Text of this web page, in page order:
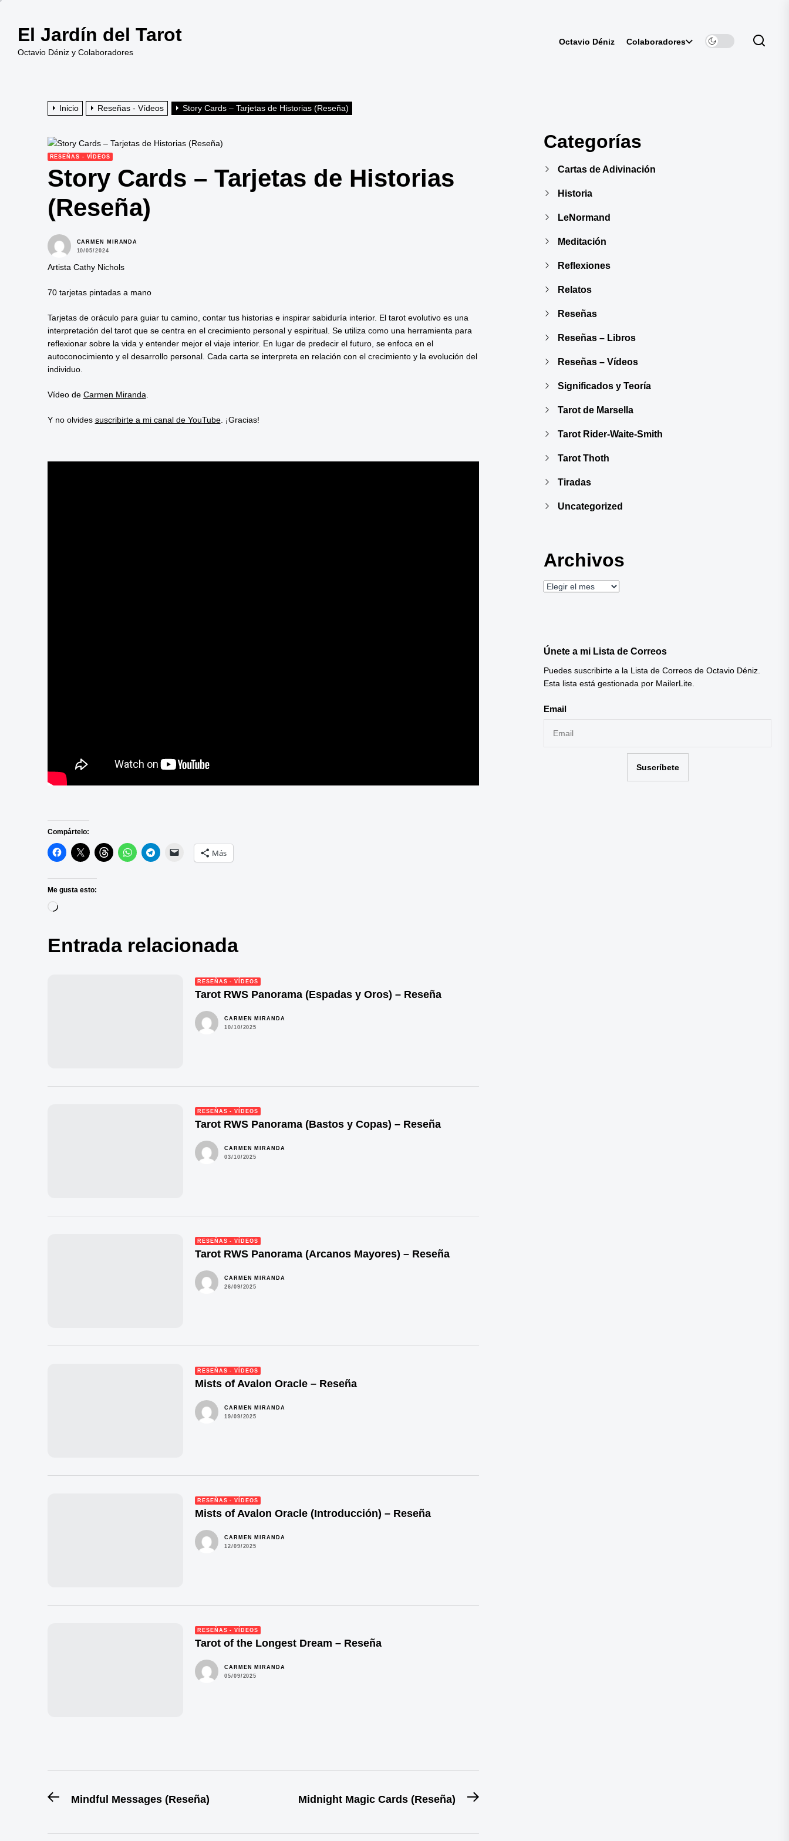
contenidoEl Jardín del Tarot
Octavio Déniz y Colaboradores
Octavio Déniz Colaboradores
Inicio Reseñas - Vídeos Story Cards – Tarjetas de Historias (Reseña)
RESEÑAS - VÍDEOS
Story Cards – Tarjetas de Historias
(Reseña)
CARMEN MIRANDA
10/05/2024
Artista Cathy Nichols
70 tarjetas pintadas a mano
Tarjetas de oráculo para guiar tu camino, contar tus historias e inspirar sabiduría interior. El tarot evolutivo es una
interpretación del tarot que se centra en el crecimiento personal y espiritual. Se utiliza como una herramienta para
reflexionar sobre la vida y entender mejor el viaje interior. En lugar de predecir el futuro, se enfoca en el
autoconocimiento y el desarrollo personal. Cada carta se interpreta en relación con el crecimiento y la evolución del
individuo.
Vídeo de Carmen Miranda
Y no olvides suscribirte a mi canal de YouTube. ¡Gracias!
Compártelo:
Más
Me gusta esto:
Cargando...
Entrada relacionada
RESEÑAS - VÍDEOS
Tarot RWS Panorama (Espadas y Oros) – Reseña
CARMEN MIRANDA
10/10/2025
RESEÑAS - VÍDEOS
Tarot RWS Panorama (Bastos y Copas) – Reseña
CARMEN MIRANDA
03/10/2025
RESEÑAS - VÍDEOS
Tarot RWS Panorama (Arcanos Mayores) – Reseña
CARMEN MIRANDA
26/09/2025
RESEÑAS - VÍDEOS
Mists of Avalon Oracle – Reseña
CARMEN MIRANDA
19/09/2025
RESEÑAS - VÍDEOS
Mists of Avalon Oracle (Introducción) – Reseña
CARMEN MIRANDA
12/09/2025
RESEÑAS - VÍDEOS
Tarot of the Longest Dream – Reseña
CARMEN MIRANDA
05/09/2025
Navegación
EntradaMindful Messages (Reseña)
Entrada
Midnight Magic Cards (Reseña)
Categorías
Cartas de Adivinación
Historia
LeNormand
Meditación
Reflexiones
Relatos
Reseñas
Reseñas – Libros
Reseñas – Vídeos
Significados y Teoría
Tarot de Marsella
Tarot Rider-Waite-Smith
Tarot Thoth
Tiradas
Uncategorized
Archivos
Archivos
Únete a mi Lista de Correos
Puedes suscribirte a la Lista de Correos de Octavio Déniz.
Esta lista está gestionada por MailerLite.
Email
Suscríbete